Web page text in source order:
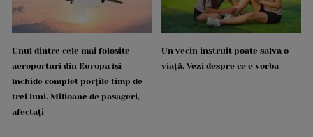
Unul dintre cele mai folosite
aeroporturi din Europa își
închide complet porțile timp de
trei luni. Milioane de pasageri,
afectați
Un vecin instruit poate salva o
viață. Vezi despre ce e vorba